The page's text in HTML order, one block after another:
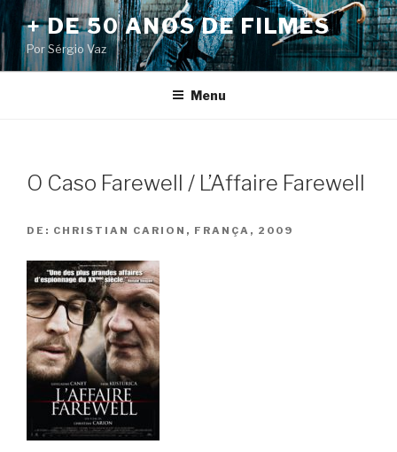
Pular
para
o
conteúdo
+ DE 50 ANOS DE FILMES
Por Sérgio Vaz
Menu
O Caso Farewell / L’Affaire Farewell
DE: CHRISTIAN CARION, FRANÇA, 2009